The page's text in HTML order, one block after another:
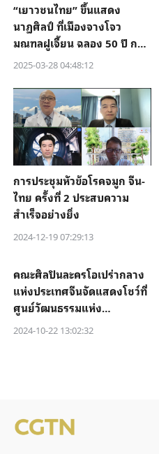
“เยาวชนไทย” ขึ้นแสดง
นาฏศิลป์ ที่เมืองจางโจว
มณฑลฝูเจี้ยน ฉลอง 50 ปี การ
สถาปนาความสัมพันธ์ทางการ
2025-03-28 04:48:12
การประชุมหัวข้อโรคจมูก จีน-
ไทย ครั้งที่ 2 ประสบความ
สำเร็จอย่างยิ่ง
2024-12-19 07:29:13
คณะศิลปินละครโอเปร่ากลาง
แห่งประเทศจีนจัดแสดงโชว์ที่
ศูนย์วัฒนธรรมแห่ง
ประเทศไทย
2024-10-22 13:02:32